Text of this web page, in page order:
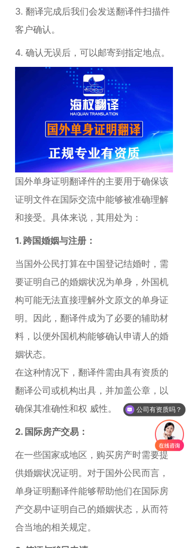
3. 翻译完成后我们会发送翻译件扫描件
客户确认。
4. 确认无误后，可以邮寄到指定地点。
国外单身证明翻译件的主要用于确保该
证明文件在国际交流中能够被准确理解
和接受。具体来说，其用处为：
1. 跨国婚姻与注册：
当国外公民打算在中国登记结婚时，需
要证明自己的婚姻状况为单身，外国机
构可能无法直接理解外文原文的单身证
明。因此，翻译件成为了必要的辅助材
料，以便外国机构能够确认申请人的婚
姻状态。
在这种情况下，翻译件需由具有资质的
翻译公司或机构出具，并加盖公章，以
确保其准确性和权 威性。
2. 国际房产交易：
在一些国家或地区，购买房产时需要提
供婚姻状况证明。对于国外公民而言，
单身证明翻译件能够帮助他们在国际房
产交易中证明自己的婚姻状态，从而符
合当地的相关规定。
公司有资质吗？